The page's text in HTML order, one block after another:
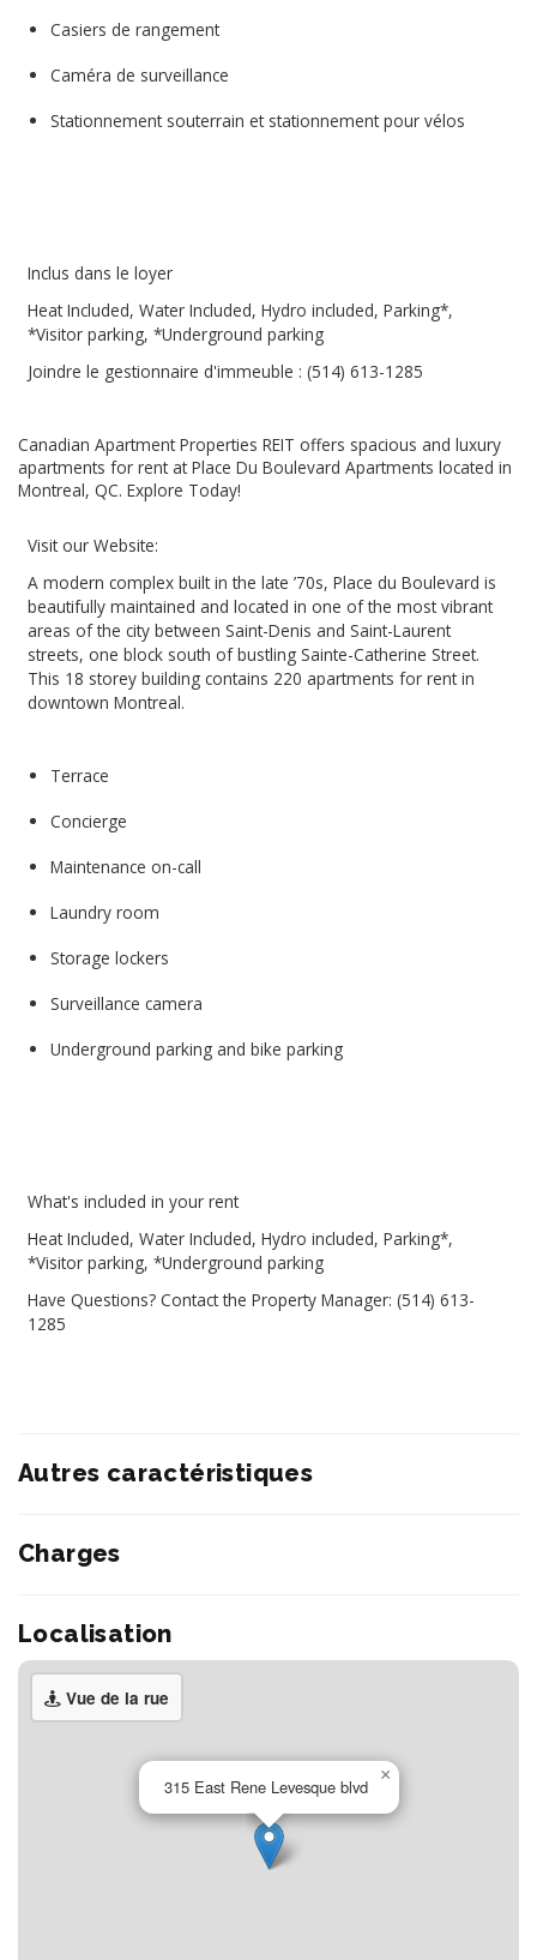
Casiers de rangement
Caméra de surveillance
Stationnement souterrain et stationnement pour vélos
Inclus dans le loyer
Heat Included, Water Included, Hydro included, Parking*,
*Visitor parking, *Underground parking
Joindre le gestionnaire d'immeuble : (514) 613-1285
Canadian Apartment Properties REIT offers spacious and luxury
apartments for rent at Place Du Boulevard Apartments located in
Montreal, QC. Explore Today!
Visit our Website:
A modern complex built in the late ’70s, Place du Boulevard is
beautifully maintained and located in one of the most vibrant
areas of the city between Saint-Denis and Saint-Laurent
streets, one block south of bustling Sainte-Catherine Street.
This 18 storey building contains 220 apartments for rent in
downtown Montreal.
Terrace
Concierge
Maintenance on-call
Laundry room
Storage lockers
Surveillance camera
Underground parking and bike parking
What's included in your rent
Heat Included, Water Included, Hydro included, Parking*,
*Visitor parking, *Underground parking
Have Questions? Contact the Property Manager: (514) 613-
1285
Autres caractéristiques
Charges
Localisation
Vue de la rue
315 East Rene Levesque blvd
×